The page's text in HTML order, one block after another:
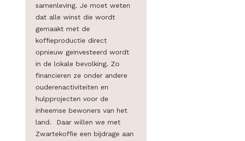
samenleving. Je moet weten
dat alle winst die wordt
gemaakt met de
koffieproductie direct
opnieuw geïnvesteerd wordt
in de lokale bevolking. Zo
financieren ze onder andere
ouderenactiviteiten en
hulpprojecten voor de
inheemse bewoners van het
land. Daar willen we met
Zwartekoffie een bijdrage aan